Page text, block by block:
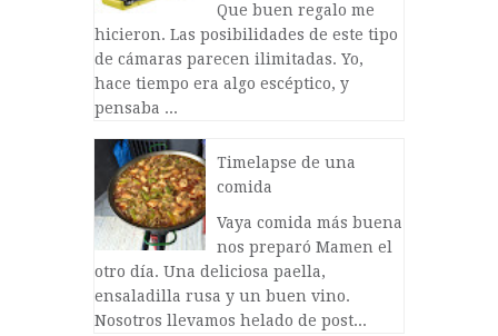
Que buen regalo me
hicieron. Las posibilidades de este tipo
de cámaras parecen ilimitadas. Yo,
hace tiempo era algo escéptico, y
pensaba ...
Timelapse de una
comida
Vaya comida más buena
nos preparó Mamen el
otro día. Una deliciosa paella,
ensaladilla rusa y un buen vino.
Nosotros llevamos helado de post...